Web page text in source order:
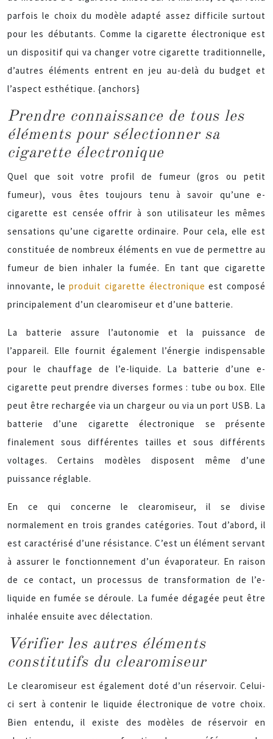
parfois le choix du modèle adapté assez difficile surtout
pour les débutants. Comme la cigarette électronique est
un dispositif qui va changer votre cigarette traditionnelle,
d’autres éléments entrent en jeu au-delà du budget et
l’aspect esthétique. {anchors}
Prendre connaissance de tous les
éléments pour sélectionner sa
cigarette électronique
Quel que soit votre profil de fumeur (gros ou petit
fumeur), vous êtes toujours tenu à savoir qu’une e-
cigarette est censée offrir à son utilisateur les mêmes
sensations qu’une cigarette ordinaire. Pour cela, elle est
constituée de nombreux éléments en vue de permettre au
fumeur de bien inhaler la fumée. En tant que cigarette
innovante, leproduit cigarette électronique est composé
principalement d’un clearomiseur et d’une batterie.
La batterie assure l’autonomie et la puissance de
l’appareil. Elle fournit également l’énergie indispensable
pour le chauffage de l’e-liquide. La batterie d’une e-
cigarette peut prendre diverses formes : tube ou box. Elle
peut être rechargée via un chargeur ou via un port USB. La
batterie d’une cigarette électronique se présente
finalement sous différentes tailles et sous différents
voltages. Certains modèles disposent même d’une
puissance réglable.
En ce qui concerne le clearomiseur, il se divise
normalement en trois grandes catégories. Tout d’abord, il
est caractérisé d’une résistance. C’est un élément servant
à assurer le fonctionnement d’un évaporateur. En raison
de ce contact, un processus de transformation de l’e-
liquide en fumée se déroule. La fumée dégagée peut être
inhalée ensuite avec délectation.
Vérifier les autres éléments
constitutifs du clearomiseur
Le clearomiseur est également doté d’un réservoir. Celui-
ci sert à contenir le liquide électronique de votre choix.
Bien entendu, il existe des modèles de réservoir en